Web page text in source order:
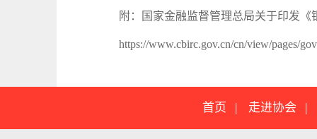
附：国家金融监督管理总局关于印发
https://www.cbirc.gov.cn/cn/view/pages/
首页 | 走进协会